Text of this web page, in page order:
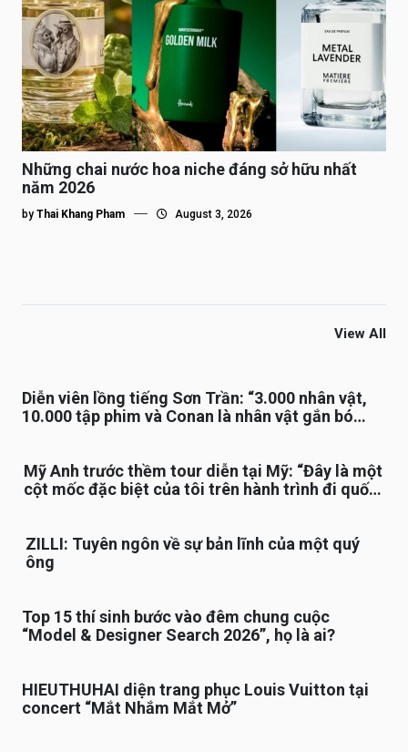
Những chai nước hoa niche đáng sở hữu nhất
năm 2026
by Thai Khang Pham August 3, 2026
View All
Diễn viên lồng tiếng Sơn Trần: “3.000 nhân vật,
10.000 tập phim và Conan là nhân vật gắn bó
Mỹ Anh trước thềm tour diễn tại Mỹ: “Đây là một
cột mốc đặc biệt của tôi trên hành trình đi quốc
ZILLI: Tuyên ngôn về sự bản lĩnh của một quý
ông
Top 15 thí sinh bước vào đêm chung cuộc
“Model & Designer Search 2026”, họ là ai?
HIEUTHUHAI diện trang phục Louis Vuitton tại
concert “Mắt Nhắm Mắt Mở”